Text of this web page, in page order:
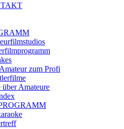
zum Profi
über Amateure